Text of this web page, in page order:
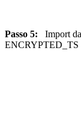
Passo 5:
Import
ENCRYPTED_TS